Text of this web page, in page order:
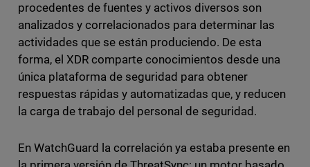
procedentes de fuentes y activos diversos son
analizados y correlacionados para determinar las
actividades que se están produciendo. De esta
forma, el XDR comparte conocimientos desde una
única plataforma de seguridad para obtener
respuestas rápidas y automatizadas que, y reducen
la carga de trabajo del personal de seguridad.
En WatchGuard la correlación ya estaba presente en